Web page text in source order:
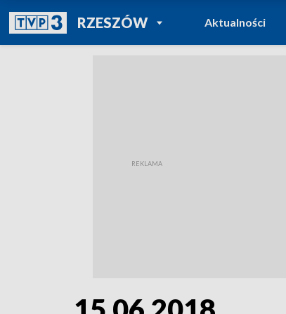
RZESZÓWPOWRÓT DO
TVP REGIONY
Aktualności